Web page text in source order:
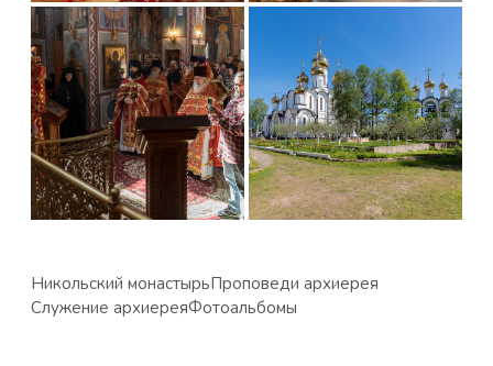
Никольский монастырьПроповеди архиерея
Служение архиереяФотоальбомы